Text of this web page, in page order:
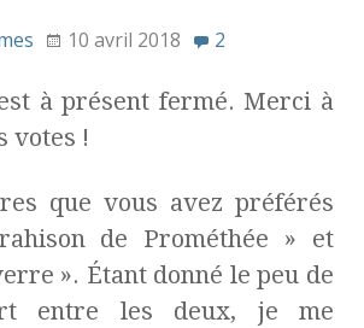
10 avril 2018 2
à présent fermé. Merci à
votes !
que vous avez préférés
de Prométhée » et
». Étant donné le peu de
entre les deux, je me